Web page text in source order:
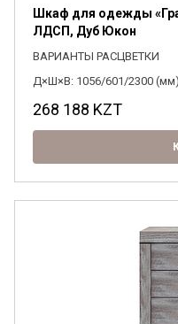
Шкаф для одежды
ЛДСП, Дуб Юкон
ВАРИАНТЫ РАСЦВЕТКИ
Д×Ш×В: 1056/601/2300 (мм)
268 188 KZT